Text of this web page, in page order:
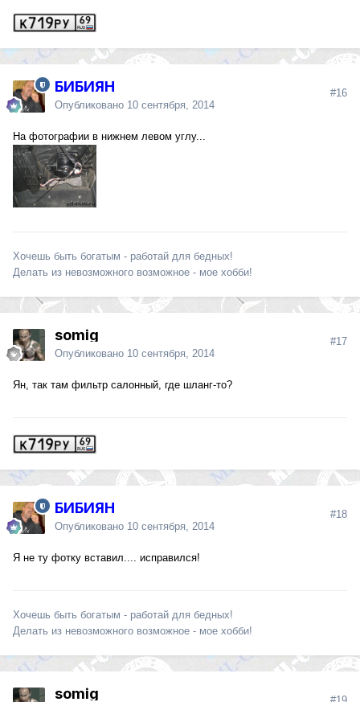
БИБИЯН
Опубликовано 10 сентября, 2014
#16
На фотографии в нижнем левом углу...
Хочешь быть богатым - работай для бедных!
Делать из невозможного возможное - мое хобби!
somig
Опубликовано 10 сентября, 2014
#17
Ян, так там фильтр салонный, где шланг-то?
БИБИЯН
Опубликовано 10 сентября, 2014
#18
Я не ту фотку вставил.... исправился!
Хочешь быть богатым - работай для бедных!
Делать из невозможного возможное - мое хобби!
somig